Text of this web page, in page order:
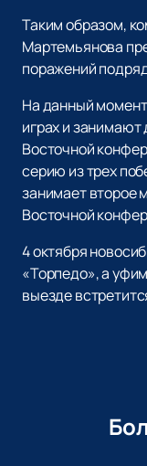
Таким образом,
Мартемьянова
поражений
На данный
играх и занимают
Восточной
серию из трех
занимает второе
Восточной
4 октября
«Торпедо», а
выезде